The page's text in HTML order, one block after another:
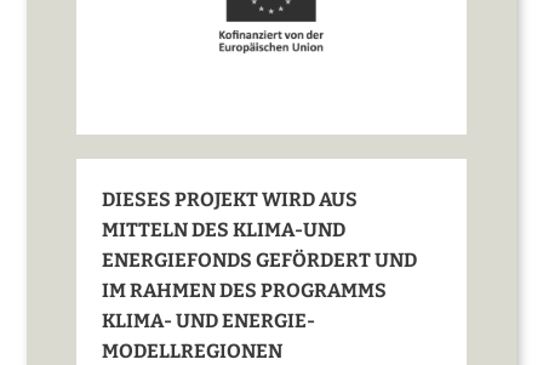
DIESES PROJEKT WIRD AUS
MITTELN DES KLIMA-UND
ENERGIEFONDS GEFÖRDERT UND
IM RAHMEN DES PROGRAMMS
KLIMA- UND ENERGIE-
MODELLREGIONEN